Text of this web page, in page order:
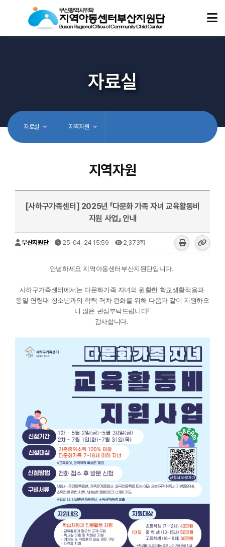
자료실
자료실 지역자원
지역자원
[사하구가족센터] 2025년 「다문화 가족 자녀 교육활동비
지원 사업」 안내
부산지원단 25-04-24 15:59 2,373회
안녕하세요 지역아동센터부산지원단입니다.
사하구가족센터에서는 다문화가족 자녀의 원활한 학교생활적응과
동일 연령대 청소년과의 학력 격차 완화를 위해 다음과 같이 지원하오
니 많은 관심부탁드립니다!
감사합니다.